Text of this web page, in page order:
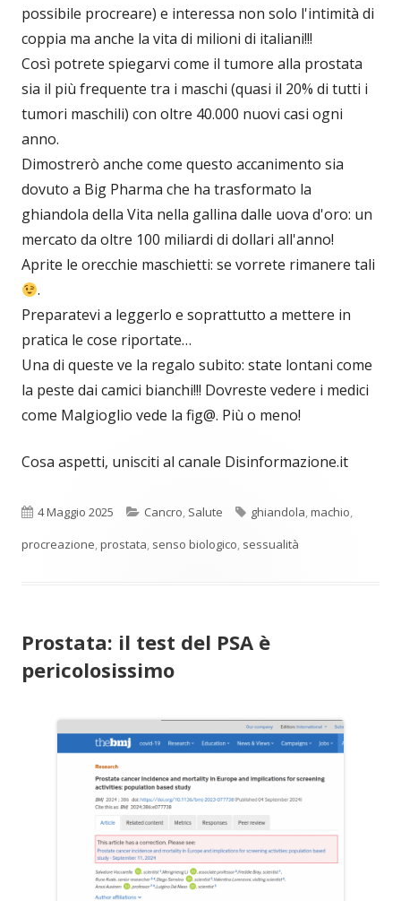
possibile procreare) e interessa non solo l'intimità di
coppia ma anche la vita di milioni di italiani!!!
Così potrete spiegarvi come il tumore alla prostata
sia il più frequente tra i maschi (quasi il 20% di tutti i
tumori maschili) con oltre 40.000 nuovi casi ogni
anno.
Dimostrerò anche come questo accanimento sia
dovuto a Big Pharma che ha trasformato la
ghiandola della Vita nella gallina dalle uova d'oro: un
mercato da oltre 100 miliardi di dollari all'anno!
Aprite le orecchie maschietti: se vorrete rimanere tali
.
Preparatevi a leggerlo e soprattutto a mettere in
pratica le cose riportate…
Una di queste ve la regalo subito: state lontani come
la peste dai camici bianchi!!! Dovreste vedere i medici
come Malgioglio vede la fig@. Più o meno!
Cosa aspetti, unisciti al canale Disinformazione.it
Pubblicato
4 Maggio 2025 Categorie
Cancro, Salute Tag
ghiandola,machio,
procreazione,prostata, senso biologico, sessualità
Prostata: il test del PSA è
pericolosissimo